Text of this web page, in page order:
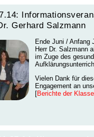
Gerhard Salzmann
Ende Juni / Anfang
Herr Dr. Salzmann
im Zuge des
Vielen Dank für
Engagement an
[Berichte der